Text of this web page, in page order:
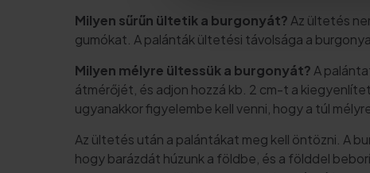
Milyen sűrűn ültetik a burgonyát? Az ültetés
gumókat. A palánták ültetési távolsága a
Milyen mélyre ültessük a burgonyát? A
átmérőjét, és adjon hozzá kb. 2 cm-t a
ugyanakkor figyelembe kell venni, hogy a túl
Az ültetés után a palántákat meg kell öntözni. A
hogy barázdát húzunk a földbe, és a földdel